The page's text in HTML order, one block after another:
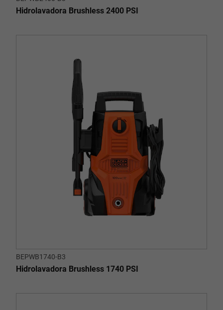
Hidrolavadora Brushless 2400 PSI
BEPWB1740-B3
Hidrolavadora Brushless 1740 PSI